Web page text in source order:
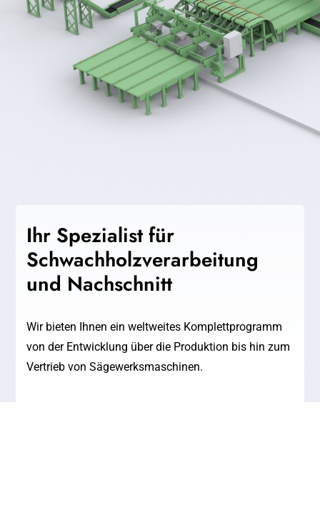
Ihr Spezialist für
Schwachholzverarbeitung
und Nachschnitt
Wir bieten Ihnen ein weltweites Komplettprogramm
von der Entwicklung über die Produktion bis hin zum
Vertrieb von Sägewerksmaschinen.